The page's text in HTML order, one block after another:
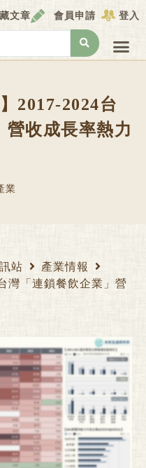
文章 會員申請 登入
2017-2024台
營收成長率熱力
業
站
產業情報
灣「連鎖餐飲企業」營